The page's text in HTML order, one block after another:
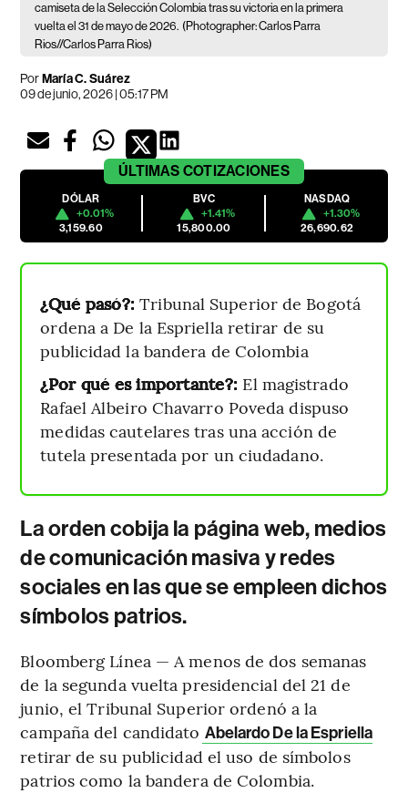
camiseta de la Selección Colombia tras su victoria en la primera
vuelta el 31 de mayo de 2026. (Photographer: Carlos Parra
Rios//Carlos Parra Rios)
PorMaría C. Suárez
09 de junio, 2026 | 05:17 PM
ÚLTIMAS COTIZACIONES
DÓLAR
+0.01%
3,159.60
BVC
+1.41%
15,800.00
NASDAQ
+1.30%
26,690.62
¿Qué pasó?: Tribunal Superior de Bogotá
ordena a De la Espriella retirar de su
publicidad la bandera de Colombia
¿Por qué es importante?: El magistrado
Rafael Albeiro Chavarro Poveda dispuso
medidas cautelares tras una acción de
tutela presentada por un ciudadano.
La orden cobija la página web, medios
de comunicación masiva y redes
sociales en las que se empleen dichos
símbolos patrios.
Bloomberg Línea — A menos de dos semanas
de la segunda vuelta presidencial del 21 de
junio, el Tribunal Superior ordenó a la
campaña del candidato Abelardo De la Espriella
retirar de su publicidad el uso de símbolos
patrios como la bandera de Colombia.